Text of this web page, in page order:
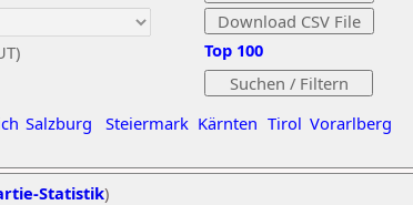
Salzburg Steiermark Kärnten Tirol Vorarlberg
Top 100
Statistik)